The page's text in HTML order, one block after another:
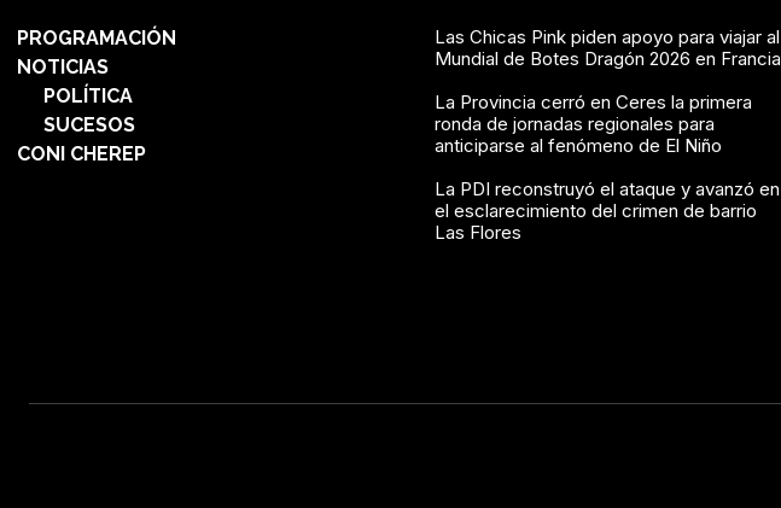
PROGRAMACIÓN
NOTICIAS
POLÍTICA
SUCESOS
CONI CHEREP
Las Chicas Pink piden apoyo para viajar al
Mundial de Botes Dragón 2026 en Francia
La Provincia cerró en Ceres la primera
ronda de jornadas regionales para
anticiparse al fenómeno de El Niño
La PDI reconstruyó el ataque y avanzó en
el esclarecimiento del crimen de barrio
Las Flores